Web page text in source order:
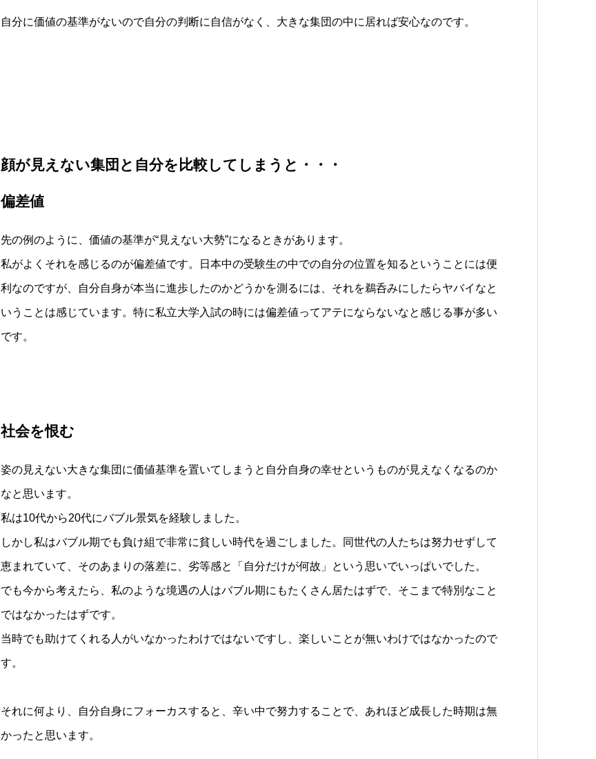
自分に価値の基準がないので自分の判断に自信がなく、大きな集団の中に居れば安心なのです。
顔が見えない集団と自分を比較してしまうと・・・
偏差値
先の例のように、価値の基準が“見えない大勢”になるときがあります。
私がよくそれを感じるのが偏差値です。日本中の受験生の中での自分の位置を知るということには便
利なのですが、自分自身が本当に進歩したのかどうかを測るには、それを鵜呑みにしたらヤバイなと
いうことは感じています。特に私立大学入試の時には偏差値ってアテにならないなと感じる事が多い
です。
社会を恨む
姿の見えない大きな集団に価値基準を置いてしまうと自分自身の幸せというものが見えなくなるのか
なと思います。
私は10代から20代にバブル景気を経験しました。
しかし私はバブル期でも負け組で非常に貧しい時代を過ごしました。同世代の人たちは努力せずして
恵まれていて、そのあまりの落差に、劣等感と「自分だけが何故」という思いでいっぱいでした。
でも今から考えたら、私のような境遇の人はバブル期にもたくさん居たはずで、そこまで特別なこと
ではなかったはずです。
当時でも助けてくれる人がいなかったわけではないですし、楽しいことが無いわけではなかったので
す。
それに何より、自分自身にフォーカスすると、辛い中で努力することで、あれほど成長した時期は無
かったと思います。